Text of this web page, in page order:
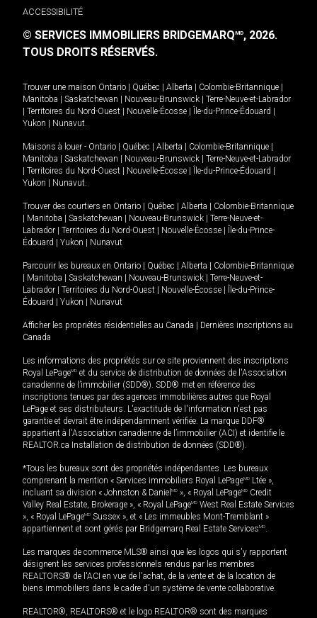
ACCESSIBILITÉ
© SERVICES IMMOBILIERS BRIDGEMARQMD, 2026.
TOUS DROITS RÉSERVÉS.
Trouver une maison Ontario Québec Alberta Colombie-Britannique
Manitoba
Saskatchewan Nouveau-Brunswick
Terre-Neuve-et-Labrador
Territoires du Nord-Ouest Nouvelle-Écosse Île-du-Prince-Édouard
Yukon
Nunavut.
Maisons à louer - Ontario Québec Alberta Colombie-Britannique
Manitoba
Saskatchewan Nouveau-Brunswick
Terre-Neuve-et-Labrador
Territoires du Nord-Ouest Nouvelle-Écosse Île-du-Prince-Édouard
Yukon
Nunavut.
Trouver des courtiers en Ontario Québec Alberta
Colombie-Britannique
Manitoba Saskatchewan Nouveau-Brunswick
Terre-Neuve-et-
Labrador
Territoires du Nord-Ouest Nouvelle-Écosse
Île-du-Prince-
Édouard
Yukon Nunavut
Parcourir les bureaux en Ontario Québec Alberta
Colombie-Britannique
Manitoba Saskatchewan Nouveau-Brunswick
Terre-Neuve-et-
Labrador
Territoires du Nord-Ouest Nouvelle-Écosse
Île-du-Prince-
Édouard
Yukon Nunavut
Afficher les propriétés résidentielles au Canada
Dernières inscriptions au
Canada
Les informations des propriétés sur ce site proviennent des inscriptions
Royal LePageMD et du service de distribution de données de l'Association
canadienne de l’immobilier (SDD®). SDD® met en référence des
inscriptions tenues par des agences immobilières autres que Royal
LePage et ses distributeurs. L'exactitude de l'information n'est pas
garantie et devrait être indépendamment vérifiée. La marque DDF®
appartient à l'Association canadienne de l’immobilier (ACI) et identifie le
REALTOR.ca Installation de distribution de données (SDD®).
*Tous les bureaux sont des propriétés indépendantes. Les bureaux
comprenant la mention « Services immobiliers Royal LePageMD Ltée »,
incluant sa division « Johnston & Daniel MD », « Royal LePageMD Credit
Valley Real Estate, Brokerage », « Royal LePageMD West Real Estate Services
», « Royal LePageMD Sussex », et « Les immeubles Mont-Tremblant »
appartiennent et sont gérés par Bridgemarq Real Estate ServicesMD.
Les marques de commerce MLS® ainsi que les logos qui s'y rapportent
désignent les services professionnels rendus par les membres
REALTORS® de l'ACI en vue de l'achat, de la vente et de la location de
biens immobiliers dans le cadre d'un système de vente collaborative.
REALTOR®, REALTORS® et le logo REALTOR® sont des marques